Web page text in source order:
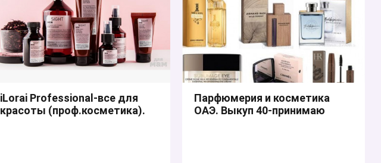
iLorai Professional-все для
красоты (проф.косметика).
Парфюмерия и косметика
ОАЭ. Выкуп 40-принимаю